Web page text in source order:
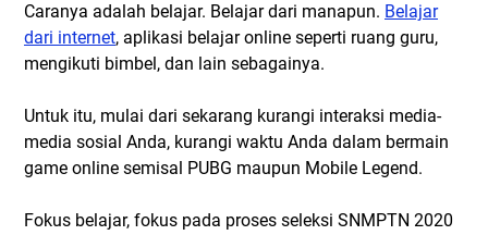
Caranya adalah belajar. Belajar dari manapun. Belajar
dari internet, aplikasi belajar online seperti ruang guru,
mengikuti bimbel, dan lain sebagainya.
Untuk itu, mulai dari sekarang kurangi interaksi media-
media sosial Anda, kurangi waktu Anda dalam bermain
game online semisal PUBG maupun Mobile Legend.
Fokus belajar, fokus pada proses seleksi SNMPTN 2020